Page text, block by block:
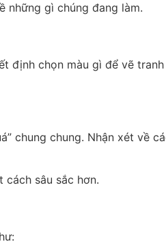
những gì chúng đang làm.
định chọn màu gì để vẽ
chung chung. Nhận xét về
sâu sắc hơn.